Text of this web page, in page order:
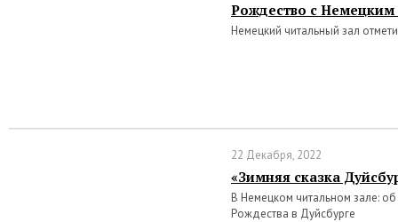
Рождество с Немецким
Немецкий читальный зал
22 Декабря, 2022
«Зимняя сказка
В Немецком читальном зале:
Рождества в Дуйсбурге